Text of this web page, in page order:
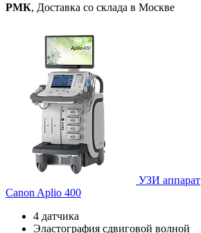
РМК, Доставка со склада в Москве
УЗИ аппарат
Canon Aplio 400
4 датчика
Эластография сдвиговой волной